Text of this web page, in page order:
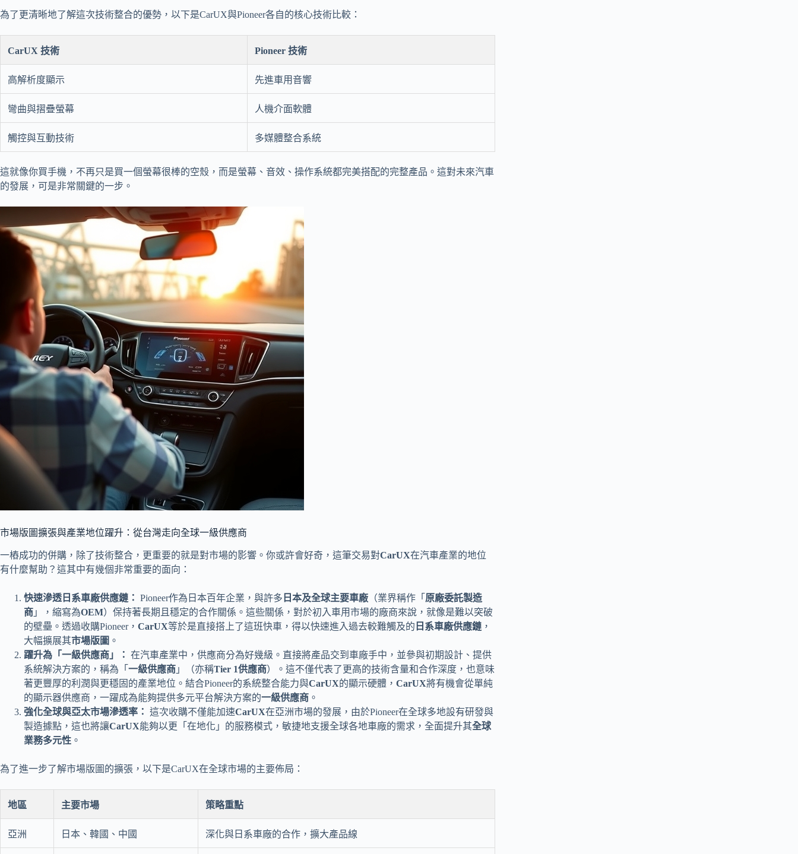
為了更清晰地了解這次技術整合的優勢，以下是CarUX與Pioneer各自的核心技術比較：
CarUX 技術 Pioneer 技術
高解析度顯示 先進車用音響
彎曲與摺疊螢幕 人機介面軟體
觸控與互動技術 多媒體整合系統
這就像你買手機，不再只是買一個螢幕很棒的空殼，而是螢幕、音效、操作系統都完美搭配的完整產品。這對未來汽車
的發展，可是非常關鍵的一步。
市場版圖擴張與產業地位躍升：從台灣走向全球一級供應商
一樁成功的併購，除了技術整合，更重要的就是對市場的影響。你或許會好奇，這筆交易對CarUX在汽車產業的地位
有什麼幫助？這其中有幾個非常重要的面向：
快速滲透日系車廠供應鏈： Pioneer作為日本百年企業，與許多 日本及全球主要車廠 （業界稱作「 原廠委託製造
商 」，縮寫為OEM）保持著長期且穩定的合作關係。這些關係，對於初入車用市場的廠商來說，就像是難以突破
的壁壘。透過收購Pioneer， CarUX等於是直接搭上了這班快車，得以快速進入過去較難觸及的 日系車廠供應鏈 ，
大幅擴展其市場版圖 。
躍升為「一級供應商」： 在汽車產業中，供應商分為好幾級。直接將產品交到車廠手中，並參與初期設計、提供
系統解決方案的，稱為「 一級供應商 」（亦稱Tier 1供應商）。這不僅代表了更高的技術含量和合作深度，也意味
著更豐厚的利潤與更穩固的產業地位。結合Pioneer的系統整合能力與CarUX的顯示硬體， CarUX將有機會從單純
的顯示器供應商，一躍成為能夠提供多元平台解決方案的一級供應商 。
強化全球與亞太市場滲透率： 這次收購不僅能加速CarUX在亞洲市場的發展，由於Pioneer在全球多地設有研發與
製造據點，這也將讓CarUX能夠以更「在地化」的服務模式，敏捷地支援全球各地車廠的需求，全面提升其全球
業務多元性 。
為了進一步了解市場版圖的擴張，以下是CarUX在全球市場的主要佈局：
地區 主要市場 策略重點
亞洲 日本、韓國、中國 深化與日系車廠的合作，擴大產品線